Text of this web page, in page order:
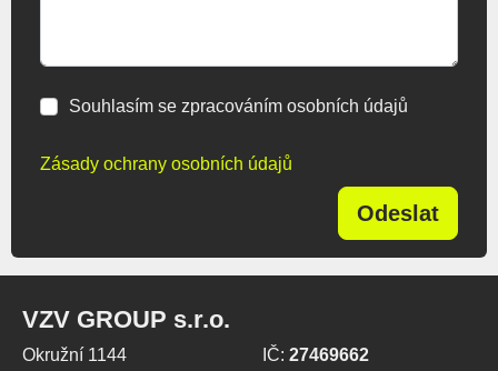
Souhlasím se zpracováním osobních údajů
Zásady ochrany osobních údajů
Odeslat
VZV GROUP s.r.o.
Okružní 1144
IČ: 27469662